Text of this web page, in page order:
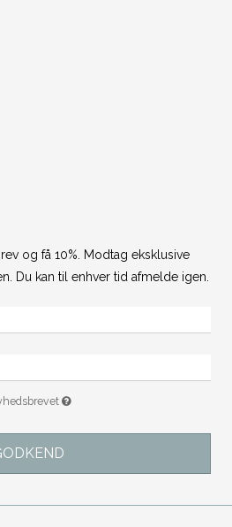
og få 10%. Modtag eksklusive
Du kan til enhver tid afmelde igen.